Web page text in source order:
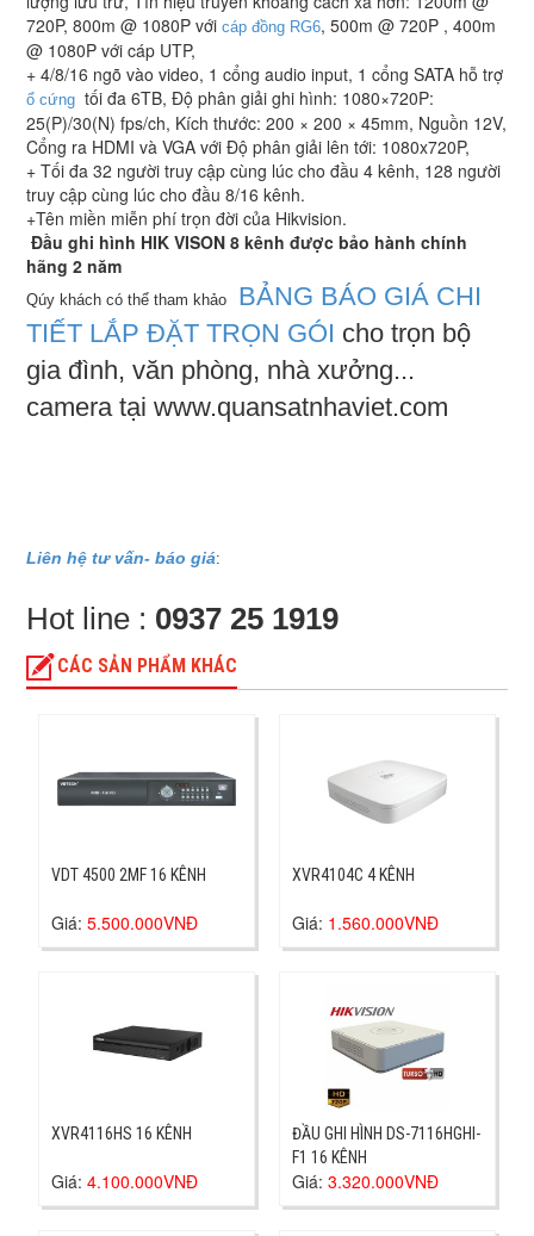
720P, 800m @ 1080P với cáp đồng RG6, 500m @ 720P , 400m
@ 1080P với cáp UTP,
+ 4/8/16 ngõ vào video, 1 cổng audio input, 1 cổng SATA hỗ trợ
ổ cứng tối đa 6TB, Độ phân giải ghi hình: 1080×720P:
25(P)/30(N) fps/ch, Kích thước: 200 × 200 × 45mm, Nguồn 12V,
Cổng ra HDMI và VGA với Độ phân giải lên tới: 1080x720P,
+ Tối đa 32 người truy cập cùng lúc cho đầu 4 kênh, 128 người
truy cập cùng lúc cho đầu 8/16 kênh.
+Tên miền miễn phí trọn đời của Hikvision.
Đầu ghi hình HIK VISON 8 kênh được bảo hành chính
hãng 2 năm
Qúy khách có thể tham khảo
BẢNG BÁO GIÁ CHI
TIẾT LẮP ĐẶT TRỌN GÓI cho trọn bộ
gia đình, văn phòng, nhà xưởng...
camera tại www.quansatnhaviet.com
Liên hệ tư vấn- báo giá:
Hot line : 0937 25 1919
CÁC SẢN PHẨM KHÁC
VDT 4500 2MF 16 KÊNH
Giá:5.500.000VNĐ
XVR4104C 4 KÊNH
Giá: 1.560.000VNĐ
XVR4116HS 16 KÊNH
Giá:4.100.000VNĐ
ĐẦU GHI HÌNH DS-7116HGHI-
F1 16 KÊNH
Giá: 3.320.000VNĐ